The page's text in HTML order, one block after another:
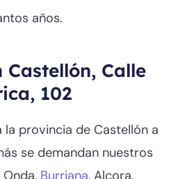
años.
Castellón, Calle
102
la provincia de Castellón a
se demandan nuestros
Burriana, Alcora,